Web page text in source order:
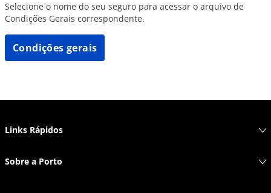
Selecione o nome do seu seguro para acessar o arquivo de
Condições Gerais correspondente.
Condições gerais
Links Rápidos
Sobre a Porto